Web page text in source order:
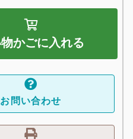
かごに入れる
お問い合わせ